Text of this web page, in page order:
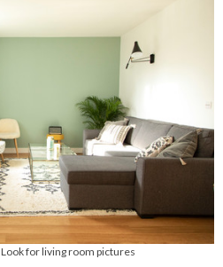
Look for living room pictures